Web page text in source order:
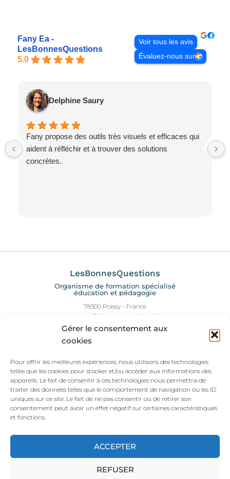
Gérer le consentement aux
cookies
Pour offrir les meilleures expériences, nous utilisons des technologies
telles que les cookies pour stocker et/ou accéder aux informations des
appareils. Le fait de consentir à ces technologies nous permettra de
traiter des données telles que le comportement de navigation ou les ID
uniques sur ce site. Le fait de ne pas consentir ou de retirer son
consentement peut avoir un effet négatif sur certaines caractéristiques
et fonctions.
ACCEPTER
REFUSER
Fany Ea -
LesBonnesQuestions
5.0
Voir tous les avis
Évaluez-nous sur
Delphine Saury
Fany propose des outils très visuels et efficaces qui
aident à réfléchir et à trouver des solutions
concrètes.
LesBonnesQuestions
Organisme de formation spécialisé
éducation et pédagogie
78300 Poissy - France
contact@lesbonnesquestions.fr
06 28 07 35 90
Pour prendre contact c'est ici :)
Informations légales
Conditions générales de vente et Politique de confidentialité
Conditions d'utilisation des Solutions
Politique de cookies
Mentions légales
Plan du site
Liens pratiques